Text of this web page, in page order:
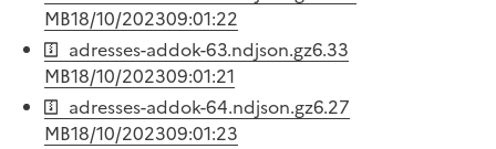
MB18/10/202309:01:22
adresses-addok-63.ndjson.gz6.33
MB18/10/202309:01:21
adresses-addok-64.ndjson.gz6.27
MB18/10/202309:01:23